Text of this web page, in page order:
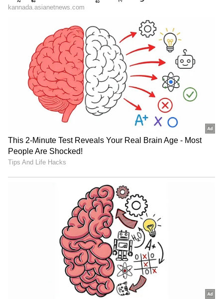
ಕಾರಣ ಕಂಡುಹಿಡಿಯಿರಿ
ಮಕ್ಕಳು ರೂಡ್ ಆಗಿ ಬಿಹೇವ್ ಮಾಡಿದಾಗ ಅದರ ಹಿಂದೆ
ನಿರ್ಧಿಷ್ಟವಾಗಿಯೂ ಒಂದು ಕಾರಣ ಇರುತ್ತದೆ. ಹೆಚ್ಚಿನ ಸಮಯ
ಮಗು ಅಸಭ್ಯವಾಗಿ ವರ್ತಿಸಲು ಪ್ರಾರಂಭಿಸಿದಾಗ ಅದು
ಅವನಿಗೆ ಅಥವಾ ಅವಳಿಗೆ ನಿರ್ಧಿಷ್ಟವಾದ ಭಾವನೆಗಳನ್ನು
ವ್ಯಕ್ತಪಡಿಸಲು ಸಾಧ್ಯವಾಗದೆ ಇರುವ ಕಾರಣ ಇರಬಹುದು.
ಅಂತಹ ಸಂದರ್ಭಗಳಲ್ಲಿ, ಈ ಬಗ್ಗೆ ತಿಳಿದುಕೊಂಡು ಸಮಸ್ಯೆ
ಬಗೆಹರಿಸುವುದು ಒಳ್ಳೆಯದು.